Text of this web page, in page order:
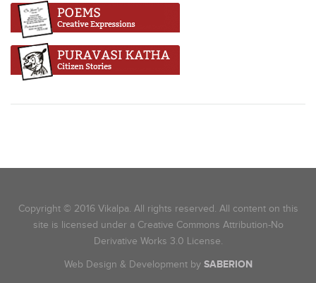
Copyright © 2016 Vikalpa. All rights reserved. All content on this
site is licensed under a Creative Commons Attribution-No
Derivative Works 3.0 License.
Web Design & Development by SABERION